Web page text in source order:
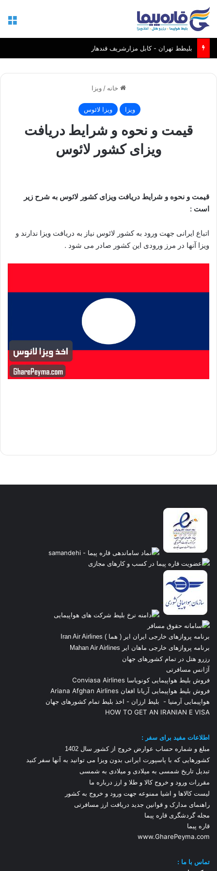
بلیطط تهران - کابل مزارشریف قندهار
خانه / ویزا
ویزا ویزا لائوس
قیمت و نحوه و شرایط دریافت
ویزای کشور لائوس
قیمت و نحوه و شرایط دریافت ویزای کشور لائوس به شرح زیر
است :
اتباع ایرانی جهت ورود به کشور لائوس نیاز به دریافت ویزا ندارند و
ویزا آنها در مرز ورودی این کشور صادر می شود .
برنامه پروازهای خارجی ایران ایر ( هما ) Iran Air Airlines
برنامه پروازهای خارجی ماهان ایر Mahan Air Airlines
رزرو هتل در تمام کشورهای جهان
آژانس مسافرتی
فروش بلیط هواپیمایی کونویاسا Conviasa Airlines
فروش بلیط هواپیمایی آریانا افغان Ariana Afghan Airlines
هواپیمایی آرمنیا - بلیط ارزان - اخذ بلیط تمام کشورهای جهان
HOW TO GET AN IRANIAN E VISA
اطلاعات مفید برای سفر :
مبلغ و شماره حساب عوارض خروج از کشور سال 1 402
کشورهایی که با پاسپورت ایرانی بدون ویزا می توانید به آنها سفر کنید
تبدیل تاریخ شمسی به میلادی و میلادی به شمسی
مقررات ورود و خروج کالا و طلا و ارز درباره ما
لیست کالاها و اشیا ممنوعه جهت ورود و خروج به کشور
راهنمای مدارک و قوانین جدید دریافت ارز مسافرتی
مجله گردشگری قاره پیما
قاره پیما
www.GharePeyma.com
تماس با ما :